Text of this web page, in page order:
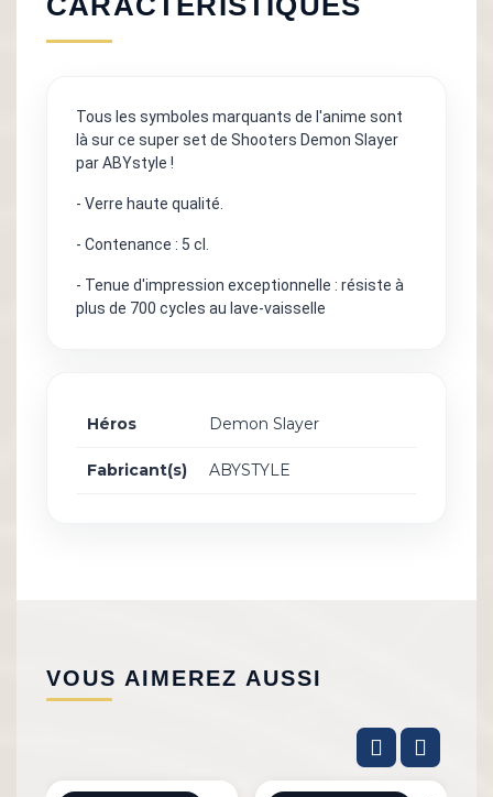
Tous les symboles marquants de l'anime sont
là sur ce super set de Shooters Demon Slayer
par ABYstyle !
- Verre haute qualité.
- Contenance : 5 cl.
- Tenue d'impression exceptionnelle : résiste à
plus de 700 cycles au lave-vaisselle
Héros Demon Slayer
Fabricant(s) ABYSTYLE
VOUS AIMEREZ AUSSI